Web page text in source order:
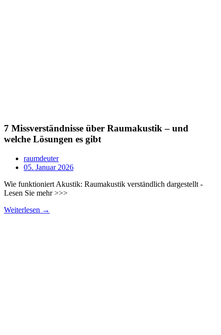
7 Missverständnisse über Raumakustik – und
welche Lösungen es gibt
raumdeuter
05. Januar 2026
Wie funktioniert Akustik: Raumakustik verständlich dargestellt -
Lesen Sie mehr >>>
Weiterlesen →